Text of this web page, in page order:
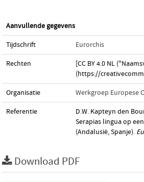
Aanvullende gegevens
Tijdschrift Eurorchis
Rechten
[CC BY 4.0 NL
(https://
Organisatie Werkgroep Europese
Referentie
D.W. Kapteyn den
Serapias lingua op
(Andalusië, Spanje).
Download PDF